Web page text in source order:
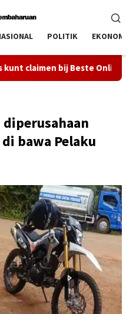
POLITIK
bij Beste Online Casino
bawa Pelaku